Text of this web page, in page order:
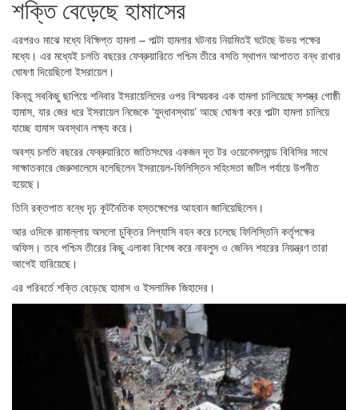
শক্তি বেড়েছে হামাসের
এরপরও মাঝে মধ্যে বিক্ষিপ্ত হামলা – পাল্টা হামলার ঘটনায় নিয়মিতই ঘটেছে উভয় পক্ষের
মধ্যে। এর মধ্যেই চলতি বছরের ফেব্রুয়ারিতে পশ্চিম তীরে বসতি স্থাপন আপাতত বন্ধ রাখার
ঘোষণা দিয়েছিলো ইসরায়েল।
কিন্তু সবকিছু ছাপিয়ে শনিবার ইসরায়েলিদের ওপর বিস্ময়কর এক হামলা চালিয়েছে সশস্ত্র গোষ্ঠী
হামাস, যার জের ধরে ইসরায়েল নিজেকে ‘যুদ্ধাবস্থায়’ আছে ঘোষণা করে পাল্টা হামলা চালিয়ে
যাচ্ছে হামাস অবস্থান লক্ষ্য করে।
অবশ্য চলতি বছরের ফেব্রুয়ারিতে জাতিসংঘের একজন দূত টর ওয়েনেসল্যান্ড বিবিসির সাথে
সাক্ষাতকারে জেরুসালেমে বলেছিলেন ইসরায়েল-ফিলিস্তিন সহিংসতা জটিল পর্যায়ে উপনীত
হয়েছে।
তিনি রক্তপাত বন্ধে দৃঢ় কূটনৈতিক হস্তক্ষেপের আহবান জানিয়েছিলেন।
আর ওদিকে রামাল্লায় অসলো চুক্তির লিগ্যাসি বহন করে চলেছে ফিলিস্তিনি কর্তৃপক্ষের
অফিস। তবে পশ্চিম তীরের কিছু এলাকা বিশেষ করে নাবলুস ও জেনিন শহরের নিয়ন্ত্রণ তারা
আগেই হারিয়েছে।
এর পরিবর্তে শক্তি বেড়েছে হামাস ও ইসলামিক জিহাদের।